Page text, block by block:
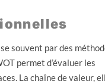
souvent par des
permet d’évaluer les
La chaîne de valeur,